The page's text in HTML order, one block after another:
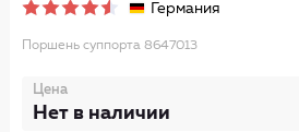
Германия
Поршень суппорта 8647013
Цена
Нет в наличии